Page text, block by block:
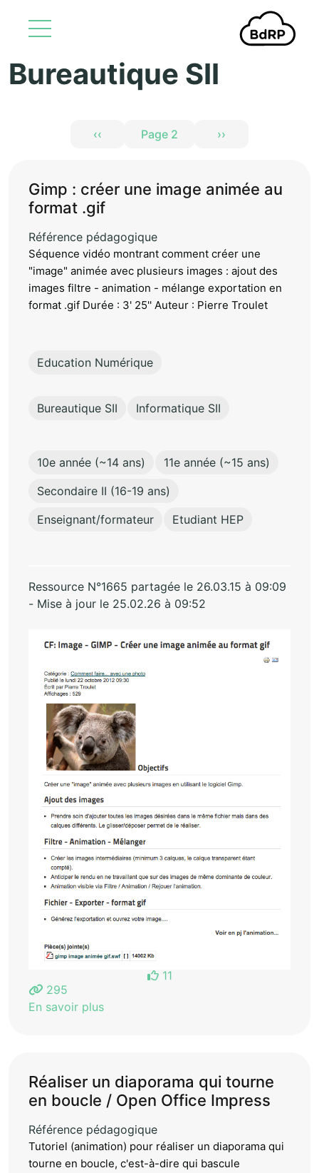
Aller au contenu principal
Bureautique SII
Page précédente
‹‹ Page 2 ››
Gimp : créer une image animée au
format .gif
Référence pédagogique
Séquence vidéo montrant comment créer une
"image" animée avec plusieurs images : ajout des
images filtre - animation - mélange exportation en
format .gif Durée : 3' 25'' Auteur : Pierre Troulet
Education Numérique
Bureautique SII Informatique SII
10e année (~14 ans)
11e année (~15 ans)
Secondaire II (16-19 ans)
Enseignant/formateur
Etudiant HEP
Ressource N°1665 partagée le 26.03.15 à 09:09
- Mise à jour le 25.02.26 à 09:52
11
295
En savoir plus
Réaliser un diaporama qui tourne
en boucle / Open Office Impress
Référence pédagogique
Tutoriel (animation) pour réaliser un diaporama qui
tourne en boucle, c'est-à-dire qui bascule